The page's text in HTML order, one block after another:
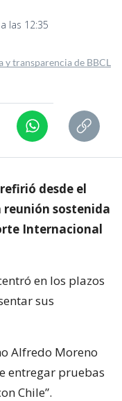
las 12:35
y transparencia de BBCL
desde el
reunión sostenida
Internacional
en los plazos
sus
Alfredo Moreno
entregar pruebas
Chile”.